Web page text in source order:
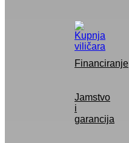
Financiranje
Jamstvo
i
garancija